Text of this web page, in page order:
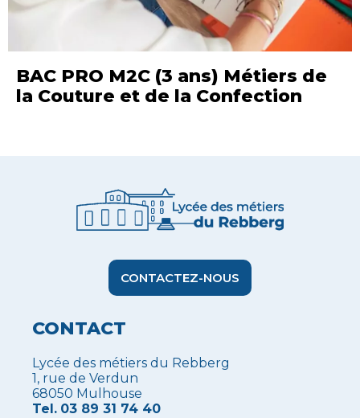
BAC PRO M2C (3 ans) Métiers de
la Couture et de la Confection
CONTACTEZ-NOUS
CONTACT
Lycée des métiers du Rebberg
1, rue de Verdun
68050 Mulhouse
Tel. 03 89 31 74 40